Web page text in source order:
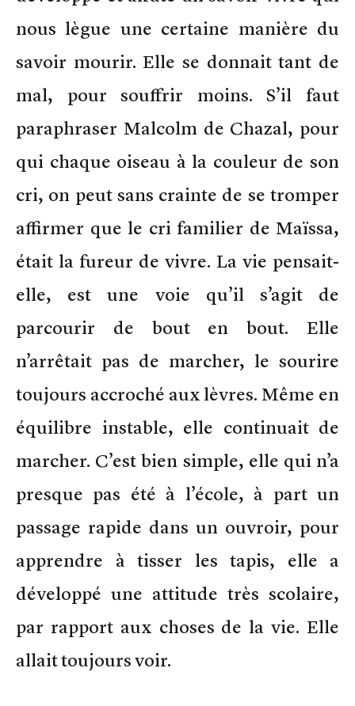
nous lègue une certaine manière du
savoir mourir. Elle se donnait tant de
mal, pour souffrir moins. S’il faut
paraphraser Malcolm de Chazal, pour
qui chaque oiseau à la couleur de son
cri, on peut sans crainte de se tromper
affirmer que le cri familier de Maïssa,
était la fureur de vivre. La vie pensait-
elle, est une voie qu’il s’agit de
parcourir de bout en bout. Elle
n’arrêtait pas de marcher, le sourire
toujours accroché aux lèvres. Même en
équilibre instable, elle continuait de
marcher. C’est bien simple, elle qui n’a
presque pas été à l’école, à part un
passage rapide dans un ouvroir, pour
apprendre à tisser les tapis, elle a
développé une attitude très scolaire,
par rapport aux choses de la vie. Elle
allait toujours voir.